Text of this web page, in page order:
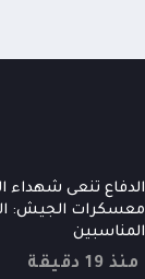
الدفاع تنعى شهداء
معسكرات الجيش:
المناسبين
منذ 19 دقيقة